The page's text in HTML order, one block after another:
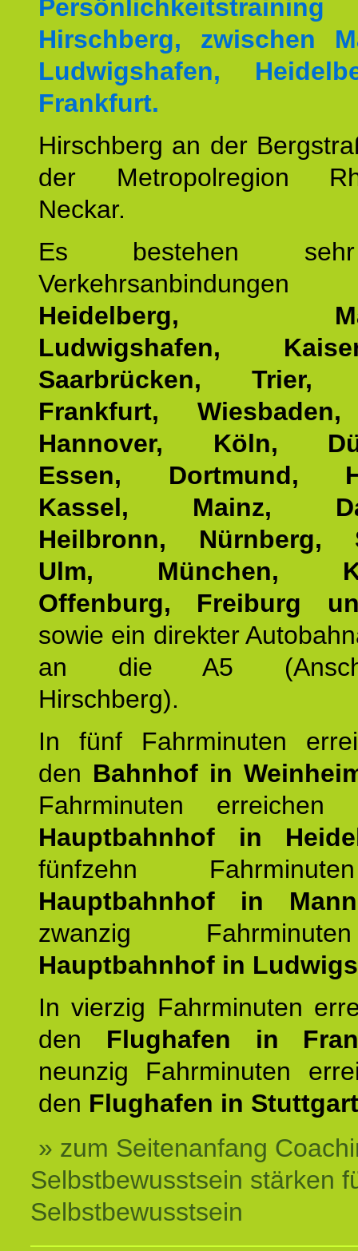
Hirschberg, zwischen
Ludwigshafen,
Frankfurt.
Hirschberg an der
der Metropolregion
Neckar.
Es bestehen
Heidelberg,
Ludwigshafen,
Saarbrücken, Trier,
Frankfurt,
Hannover, Köln,
Essen, Dortmund,
Kassel, Mainz,
Heilbronn, Nürnberg,
Ulm, München,
Offenburg, Freiburg
sowie ein direkter
an die A5
Hirschberg).
In fünf Fahrminuten
den Bahnhof in
Fahrminuten
Hauptbahnhof in
fünfzehn
Hauptbahnhof in
zwanzig
Hauptbahnhof in
In vierzig Fahrminuten
den Flughafen in
neunzig Fahrminuten
den Flughafen in
» zum Seitenanfang
Selbstbewusstsein stärken
Selbstbewusstsein